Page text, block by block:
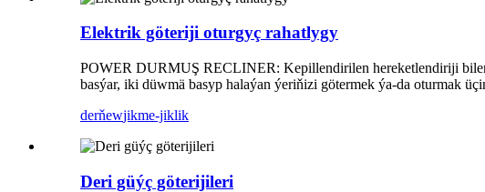
Elektrik göteriji oturgyç rahatlygy
POWER DURMUŞ RECLINER: Kepillendirilen hereketlendiriji
basýar, iki düwmä basyp halaýan ýeriňizi götermek ýa-da oturmak
derňewjikme-jiklik
Deri güýç göterijileri